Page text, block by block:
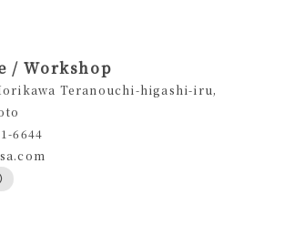
/ Workshop
Teranouchi-higashi-iru,
6644